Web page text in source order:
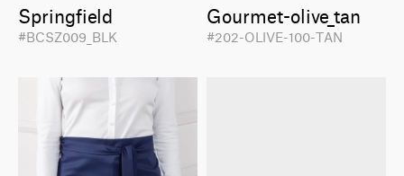
Springfield
#BCSZ009_BLK
Gourmet-olive_tan
#202-OLIVE-100-TAN